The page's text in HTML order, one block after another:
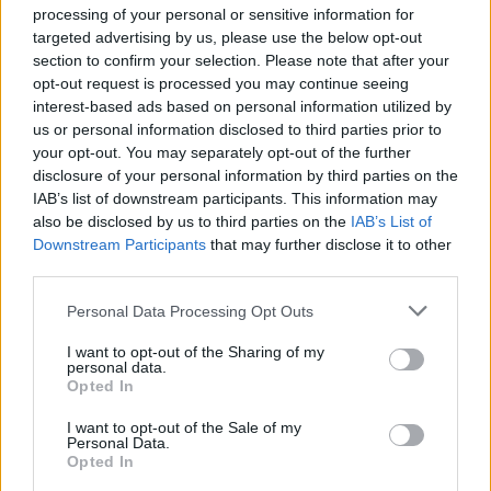
processing of your personal or sensitive information for
targeted advertising by us, please use the below opt-out
section to confirm your selection. Please note that after your
opt-out request is processed you may continue seeing
interest-based ads based on personal information utilized by
us or personal information disclosed to third parties prior to
your opt-out. You may separately opt-out of the further
disclosure of your personal information by third parties on the
IAB’s list of downstream participants. This information may
also be disclosed by us to third parties on the IAB’s List of
Downstream Participants that may further disclose it to other
Personal Data Processing Opt Outs
I want to opt-out of the Sharing of my
personal data.
Opted In
I want to opt-out of the Sale of my
Personal Data.
Opted In
συναισθήματα, ενώ δεν είσαι υποχρεωμένος να το
κάνεις ούτε χρειάζεται να γίνει, είναι μία πράξη
χειραγώγησης», λέει η Ιωάννα και αυτό
επιβεβαιώνεται και από Τσίτρα Ραγκάβεν,
καθηγήτρια ψυχολογίας στο Κολέγιο Τζον Τζέι, που
βρίσκεται στη Νέα Υόρκη. Συνεχίζοντας μου είπε
ότι πρόκειται για μία τακτική που έχει βιώσει τόσο η
ίδια, όσο και άτομα από τον κοινωνικό της περίγυρο.
Ξέρω ότι στα πρώτα ραντεβού το να δείχνει
κάποιος ενδιαφέρον για τα δικά μου ενδιαφέροντα,
ενώ στην πραγματικά δεν τον νοιάζουν και το κάνει
μόνο για να με κάνει να κολλήσω μαζί του, το θεωρώ
περιττό και προφανώς δεν κρύβεται ότι είναι